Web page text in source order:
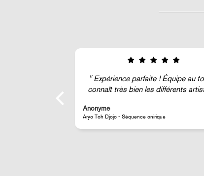
Super !
Anonyme
JR - Aimant classique « La Caverne du Pont-Neuf »